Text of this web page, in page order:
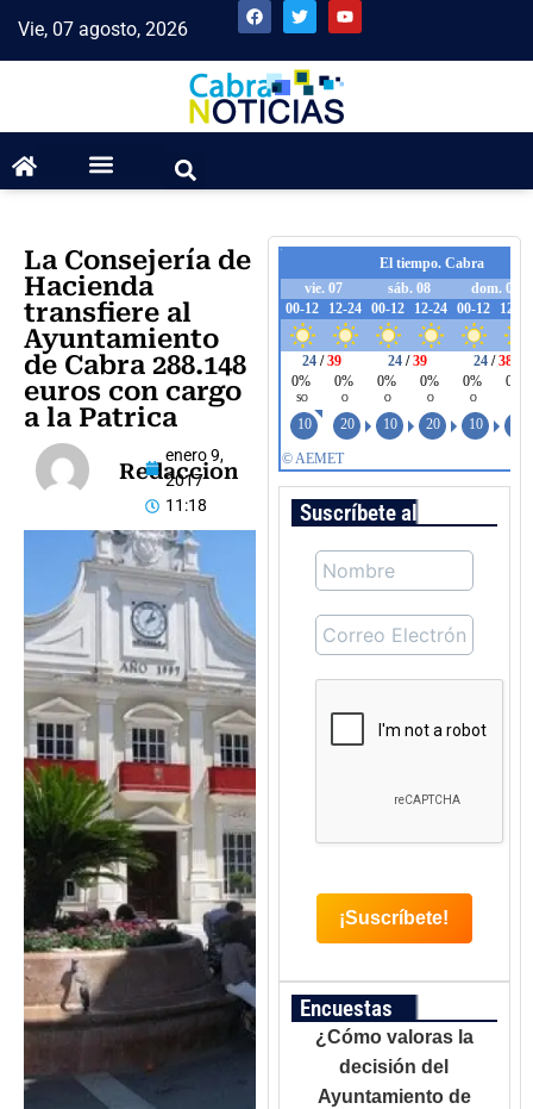
Vie, 07 agosto, 2026
La Consejería de
Hacienda
transfiere al
Ayuntamiento
de Cabra 288.148
euros con cargo
a la Patrica
Redaccion
enero 9,
2017
11:18
Suscríbete al boletín
Encuestas
¿Cómo valoras la
decisión del
Ayuntamiento de